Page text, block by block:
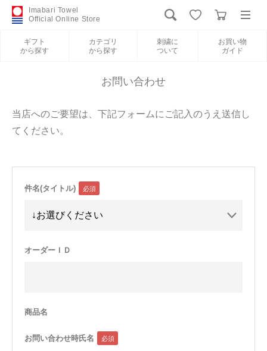
Imabari Towel
Official Online Store
ギフト
から探す
カテゴリ
から探す
刺繍に
ついて
お買い物
ガイド
新規会員登録
カテゴリから探す
お買い物ガイド
International Shipping
会員サービス
お問い合わせ
当店へのご要望は、下記フォームにご記入のうえ送信し
てください。
件名(タイトル)
オーダーＩＤ
商品名
お問い合わせ時氏名